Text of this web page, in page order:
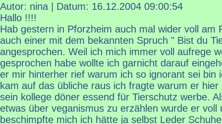
Autor: nina | Datum: 16.12.2004 09:00:54
Hallo !!!!
Hab gestern in Pforzheim auch mal wider voll am
auch einer mit dem bekannten Spruch " Bist du
angesprochen. Weil ich mich immer voll aufrege
gesprochen habe wollte ich garnicht darauf
er mir hinterher rief warum ich so ignorant sei bin
kam auf das übliche raus ich fragte warum er
sein kollege döner essend für Tierschutz werbe.
etwas über veganismus zu erzählen wurde er voll
beschimpfte mich ich hätte ja selbst Leder